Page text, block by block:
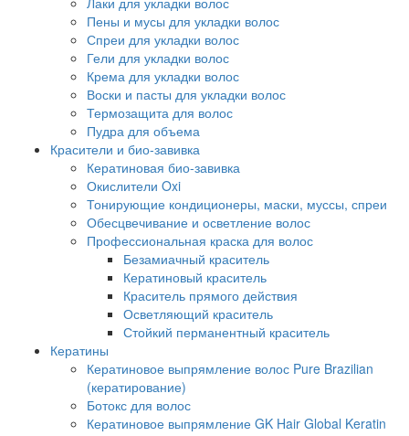
Пены и мусы для укладки волос
Спреи для укладки волос
Гели для укладки волос
Крема для укладки волос
Воски и пасты для укладки волос
Термозащита для волос
Пудра для объема
Красители и био-завивка
Кератиновая био-завивка
Окислители Oxi
Тонирующие кондиционеры, маски, муссы, спреи
Обесцвечивание и осветление волос
Профессиональная краска для волос
Безамиачный краситель
Кератиновый краситель
Краситель прямого действия
Осветляющий краситель
Стойкий перманентный краситель
Кератины
Кератиновое выпрямление волос Pure Brazilian
(кератирование)
Ботокс для волос
Кератиновое выпрямление GK Hair Global Keratin